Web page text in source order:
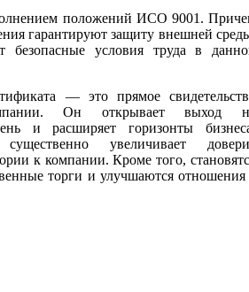
положений ИСО 9001.
гарантируют защиту внешней
безопасные условия труда в
— это прямое
Он открывает выход
и расширяет горизонты
увеличивает
к компании. Кроме того,
торги и улучшаются отношения